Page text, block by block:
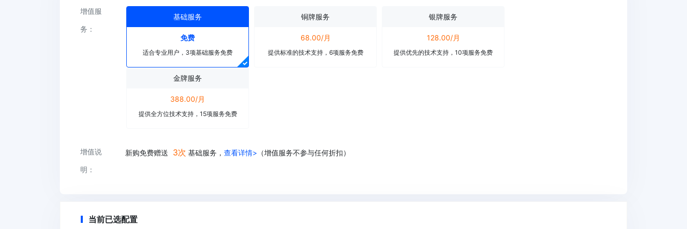
增值服
务：
基础服务
免费
适合专业用户，3项基础服务免费
铜牌服务
68.00/月
提供标准的技术支持，6项服务免费
银牌服务
128.00/月
提供优先的技术支持，10项服务免费
金牌服务
388.00/月
提供全方位技术支持，15项服务免费
增值说
明：
新购免费赠送 3次 基础服务，查看详情> （增值服务不参与任何折扣）
当前已选配置